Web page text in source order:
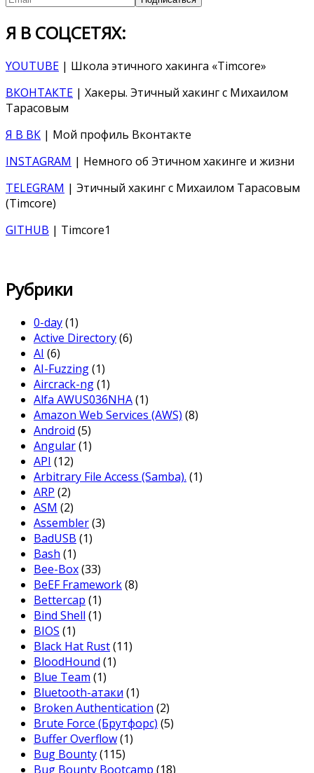
Я В СОЦСЕТЯХ:
YOUTUBE | Школа этичного хакинга «Timcore»
ВКОНТАКТЕ | Хакеры. Этичный хакинг с Михаилом
Тарасовым
Я В ВК | Мой профиль Вконтакте
INSTAGRAM | Немного об Этичном хакинге и жизни
TELEGRAM | Этичный хакинг с Михаилом Тарасовым
(Timcore)
GITHUB | Timcore1
Рубрики
0-day(1)
Active Directory(6)
AI (6)
AI-Fuzzing(1)
Aircrack-ng(1)
Alfa AWUS036NHA(1)
Amazon Web Services (AWS) (8)
Android (5)
Angular(1)
API (12)
Arbitrary File Access (Samba). (1)
ARP (2)
ASM (2)
Assembler(3)
BadUSB (1)
Bash (1)
Bee-Box(33)
BeEF Framework(8)
Bettercap (1)
Bind Shell (1)
BIOS (1)
Black Hat Rust(11)
BloodHound (1)
Blue Team (1)
Bluetooth-атаки (1)
Broken Authentication (2)
Brute Force (Брутфорс) (5)
Buffer Overflow(1)
Bug Bounty(115)
Bug Bounty Bootcamp (18)